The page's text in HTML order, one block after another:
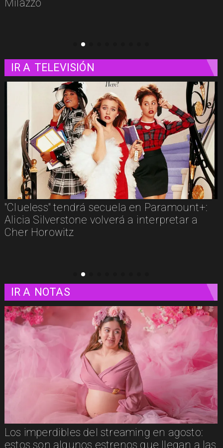
IR A TELEVISIÓN
a
Los imperdibles del streaming en
estos son algunos estrenos que
plataformas
IR A NOTAS
Los imperdibles del streaming en agosto:
estos son algunos estrenos que llegan a las